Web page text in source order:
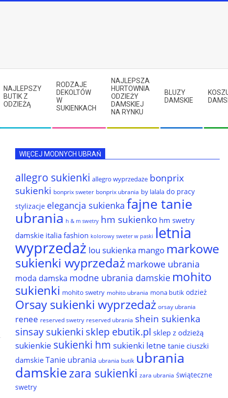
NAJLEPSZY
BUTIK Z
ODZIEŻĄ
RODZAJE
DEKOLTÓW
W
SUKIENKACH
NAJLEPSZA
HURTOWNIA
ODZIEŻY
DAMSKIEJ
NA RYNKU
BLUZY
DAMSKIE
WIĘCEJ MODNYCH UBRAŃ
allegro sukienki allegro wyprzedaże bonprix
sukienki bonprix sweter bonprix ubrania by lalala do pracy
stylizacje elegancja sukienka fajne tanie
ubrania h & m swetry hm sukienko hm swetry
damskie italia fashion kolorowy sweter w paski letnia
wyprzedaż lou sukienka mango markowe
sukienki wyprzedaż markowe ubrania
moda damska modne ubrania damskie mohito
sukienki mohito swetry mohito ubrania mona butik odzież
Orsay sukienki wyprzedaż orsay ubrania
renee reserved swetry reserved ubrania shein sukienka
sinsay sukienki sklep ebutik.pl sklep z odzieżą
sukienkie sukienki hm sukienki letne tanie ciuszki
damskie Tanie ubrania ubrania butik ubrania
damskiezara sukienki zara ubrania świąteczne
swetry